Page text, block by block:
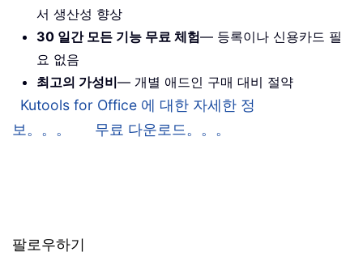
서 생산성 향상
30 일간 모든 기능 무료 체험— 등록이나 신용카드 필
요 없음
최고의 가성비— 개별 애드인 구매 대비 절약
Kutools for Office 에 대한 자세한 정
보。。。
무료 다운로드。。。
팔로우하기